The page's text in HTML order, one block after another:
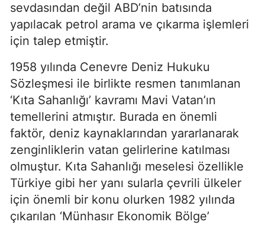
sevdasından değil ABD’nin batısında
yapılacak petrol arama ve çıkarma işlemleri
için talep etmiştir.
1958 yılında Cenevre Deniz Hukuku
Sözleşmesi ile birlikte resmen tanımlanan
‘Kıta Sahanlığı’ kavramı Mavi Vatan’ın
temellerini atmıştır. Burada en önemli
faktör, deniz kaynaklarından yararlanarak
zenginliklerin vatan gelirlerine katılması
olmuştur. Kıta Sahanlığı meselesi özellikle
Türkiye gibi her yanı sularla çevrili ülkeler
için önemli bir konu olurken 1982 yılında
çıkarılan ‘Münhasır Ekonomik Bölge’